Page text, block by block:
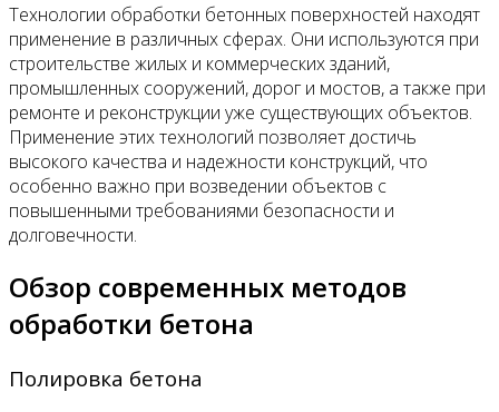
Технологии обработки бетонных поверхностей находят
применение в различных сферах. Они используются при
строительстве жилых и коммерческих зданий,
промышленных сооружений, дорог и мостов, а также при
ремонте и реконструкции уже существующих объектов.
Применение этих технологий позволяет достичь
высокого качества и надежности конструкций, что
особенно важно при возведении объектов с
повышенными требованиями безопасности и
долговечности.
Обзор современных методов
обработки бетона
Полировка бетона